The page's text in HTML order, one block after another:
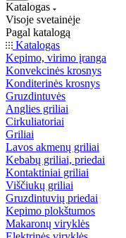
Katalogas
Visoje svetainėje
Pagal katalogą
Katalogas
Kepimo, virimo įranga
Konvekcinės krosnys
Konditerinės krosnys
Gruzdintuvės
Anglies griliai
Cirkuliatoriai
Griliai
Lavos akmenų griliai
Kebabų griliai, priedai
Kontaktiniai griliai
Viščiukų griliai
Gruzdintuvių priedai
Kepimo plokštumos
Makaronų viryklės